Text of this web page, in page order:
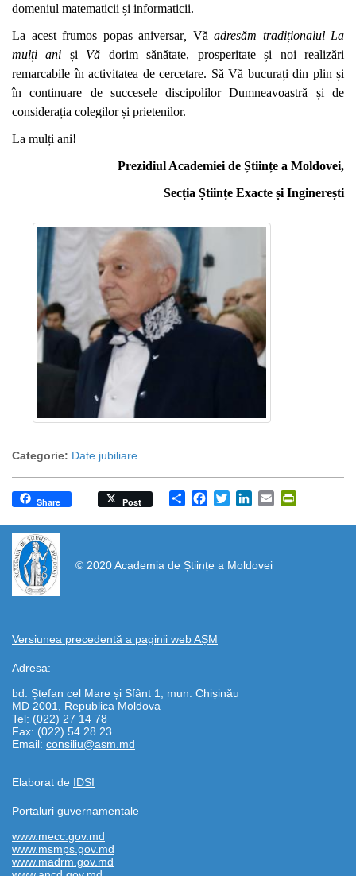
domeniul matematicii și informaticii.
La acest frumos popas aniversar, Vă adresăm tradiționalul La
mulți ani și Vă dorim sănătate, prosperitateși noi realizări
remarcabile în activitatea de cercetare. Să Vă bucurați din plin și
în continuare de succesele discipolilor Dumneavoastră și de
considerația colegilor și prietenilor.
La mulți ani!
Prezidiul Academiei de Științe a Moldovei,
Secția Științe Exacte și Inginerești
Categorie: Date jubiliare
Share
Share Post Facebook
TwitterLinkedIn
Email
© 2020 Academia de Științe a Moldovei
Versiunea precedentă a paginii web AȘM
Adresa:
bd. Ștefan cel Mare și Sfânt 1, mun. Chișinău
MD 2001, Republica Moldova
Tel: (022) 27 14 78
Fax: (022) 54 28 23
Email: consiliu@asm.md
Elaborat de IDSI
https://propletenie.ru/
Portaluri guvernamentale
www.mecc.gov.md
www.msmps.gov.md
www.madrm.gov.md